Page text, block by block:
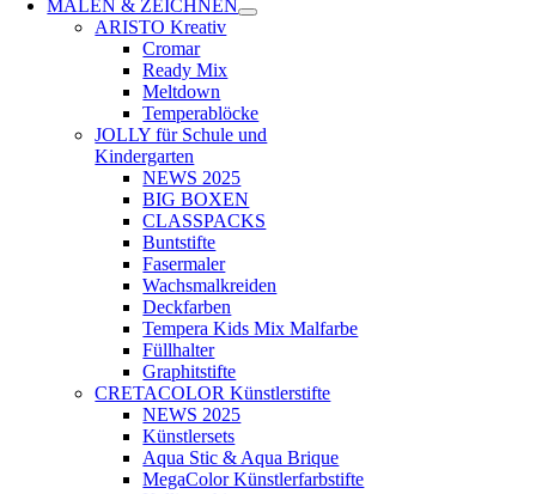
MALEN & ZEICHNEN
ARISTO Kreativ
Cromar
Ready Mix
Meltdown
Temperablöcke
JOLLY für Schule und
Kindergarten
NEWS 2025
BIG BOXEN
CLASSPACKS
Buntstifte
Fasermaler
Wachsmalkreiden
Deckfarben
Tempera Kids Mix Malfarbe
Füllhalter
Graphitstifte
CRETACOLOR Künstlerstifte
NEWS 2025
Künstlersets
Aqua Stic & Aqua Brique
MegaColor Künstlerfarbstifte